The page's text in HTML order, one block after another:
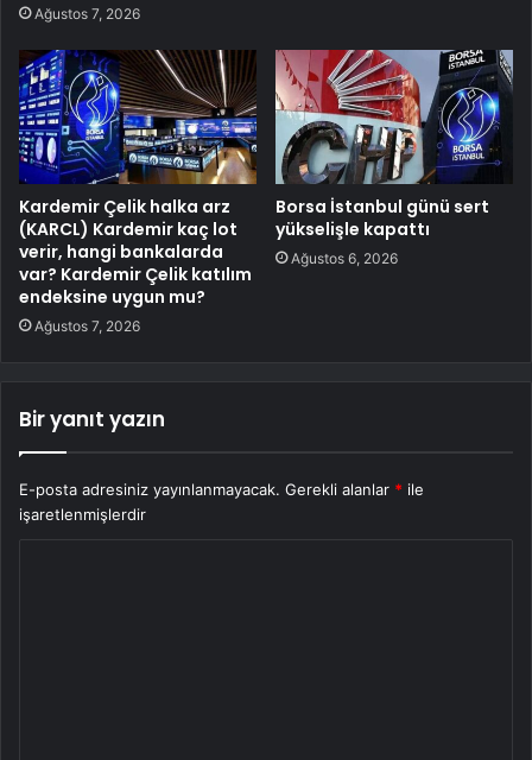
Ağustos 7, 2026
Kardemir Çelik halka arz
(KARCL) Kardemir kaç lot
verir, hangi bankalarda
var? Kardemir Çelik katılım
endeksine uygun mu?
Ağustos 7, 2026
Borsa İstanbul günü sert
yükselişle kapattı
Ağustos 6, 2026
Bir yanıt yazın
E-posta adresiniz yayınlanmayacak. Gerekli alanlar * ile
işaretlenmişlerdir